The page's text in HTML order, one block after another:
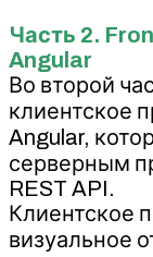
Часть 2.
Angular
Во второй
клиентское
Angular,
серверным
REST API.
Клиентское
визуальное